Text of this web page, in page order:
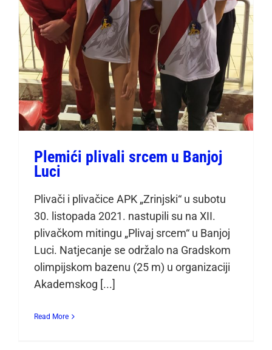
Plemići plivali srcem u Banjoj
Luci
Plivači i plivačice APK „Zrinjski“ u subotu
30. listopada 2021. nastupili su na XII.
plivačkom mitingu „Plivaj srcem“ u Banjoj
Luci. Natjecanje se održalo na Gradskom
olimpijskom bazenu (25 m) u organizaciji
Akademskog [...]
Read More